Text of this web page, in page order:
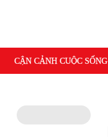
CẬN CẢNH CUỘC SỐNG